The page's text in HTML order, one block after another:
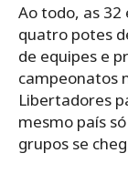
Ao todo, as
quatro potes
de equipes e
campeonatos
Libertadores
mesmo país
grupos se